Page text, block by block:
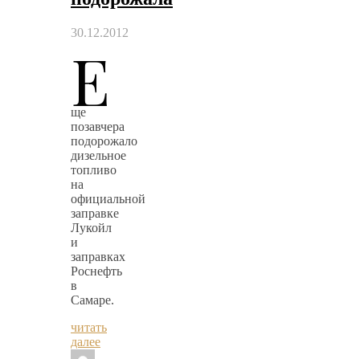
30.12.2012
Е
ще
позавчера
подорожало
дизельное
топливо
на
официальной
заправке
Лукойл
и
заправках
Роснефть
в
Самаре.
читать
далее